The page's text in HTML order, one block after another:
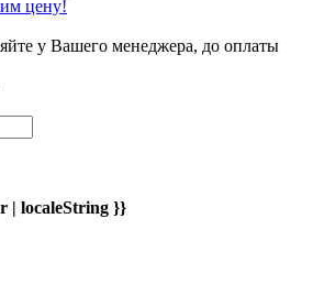
цену!
у Вашего менеджера, до оплаты
| localeString }}